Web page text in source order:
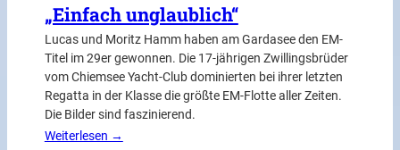
„Einfach unglaublich“
Lucas und Moritz Hamm haben am Gardasee den EM-
Titel im 29er gewonnen. Die 17-jährigen Zwillingsbrüder
vom Chiemsee Yacht-Club dominierten bei ihrer letzten
Regatta in der Klasse die größte EM-Flotte aller Zeiten.
Die Bilder sind faszinierend.
Weiterlesen →